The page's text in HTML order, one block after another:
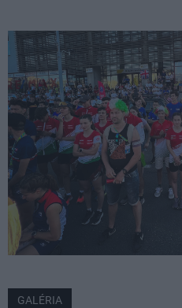
GALÉRIA